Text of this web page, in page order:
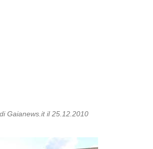
Gaianews.it il 25.12.2010